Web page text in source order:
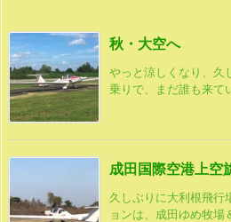
秋・大空へ
やっと涼しくなり、久
乗りで、まだ誰も来て
成田国際空港上空
久しぶりに大利根飛行
ョンは、成田ゆめ牧場